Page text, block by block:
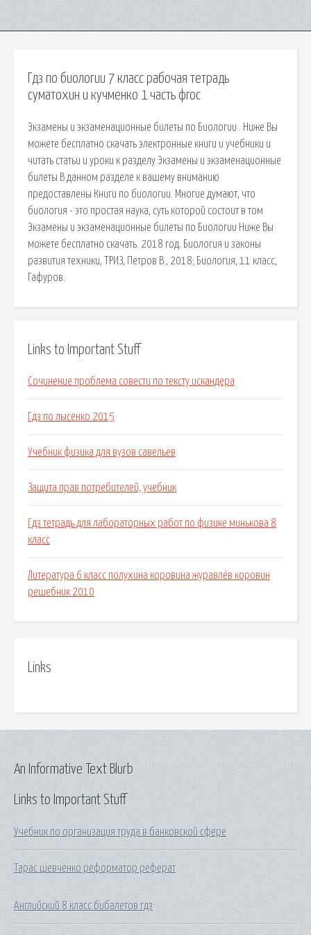
Гдз по биологии 7 класс рабочая тетрадь
суматохин и кучменко 1 часть фгос
Экзамены и экзаменационные билеты по Биологии . Ниже Вы
можете бесплатно скачать электронные книги и учебники и
читать статьи и уроки к разделу Экзамены и экзаменационные
билеты В данном разделе к вашему вниманию
предоставлены Книги по биологии. Многие думают, что
биология - это простая наука, суть которой состоит в том
Экзамены и экзаменационные билеты по Биологии Ниже Вы
можете бесплатно скачать. 2018 год. Биология и законы
развития техники, ТРИЗ, Петров В., 2018; Биология, 11 класс,
Гафуров.
Links to Important Stuff
Сочинение проблема совести по тексту искандера
Гдз по лысенко 2015
Учебник физика для вузов савельев
Защита прав потребителей, учебник
Гдз тетрадь для лабораторных работ по физике минькова 8
класс
Литература 6 класс полухина коровина журавлёв коровин
решебник 2010
Links
Links to Important Stuff
Учебник по организация труда в банковской сфере
Тарас шевченко реформатор реферат
Английский 8 класс бибалетов гдз
An Informative Text Blurb